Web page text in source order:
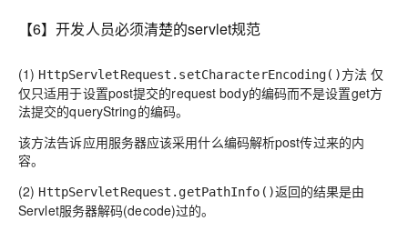
【6】开发人员必须清楚的servlet规范
(1) HttpServletRequest.setCharacterEncoding()方法 仅
仅只适用于设置post提交的request body的编码而不是设置get方
法提交的queryString的编码。
该方法告诉应用服务器应该采用什么编码解析post传过来的内
容。
(2) HttpServletRequest.getPathInfo()返回的结果是由
Servlet服务器解码(decode)过的。